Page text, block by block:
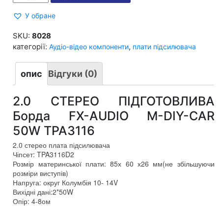
ПІДГОТОВЛИВА
FX-
M-
DIY-
CAR
TPA3116
У обране
SKU:8028
категорії:Аудіо-відео компоненти, плати підсилювача
опис Відгуки (0)
2.0 СТЕРЕО ПІДГОТОВЛИВА
Борда FX-AUDIO M-DIY-CAR
50W TPA3116
2.0 стерео плата підсилювача
Чіпсет: TPA3116D2
Розмір материнської плати: 85х 60 х26 мм(не збільшуючи
розміри виступів)
Напруга: округ Колумбія 10- 14V
Вихідні дані:2*50W
Опір: 4-8ом